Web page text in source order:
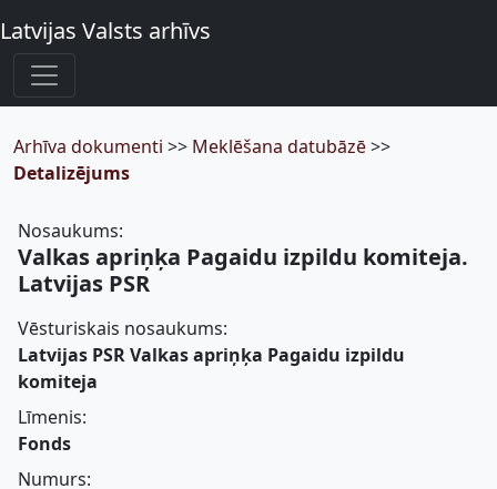
Latvijas Valsts arhīvs
Arhīva dokumenti >> Meklēšana datubāzē>>
Detalizējums
Nosaukums:
Valkas apriņķa Pagaidu izpildu komiteja.
Latvijas PSR
Vēsturiskais nosaukums:
Latvijas PSR Valkas apriņķa Pagaidu izpildu
komiteja
Līmenis:
Fonds
Numurs: